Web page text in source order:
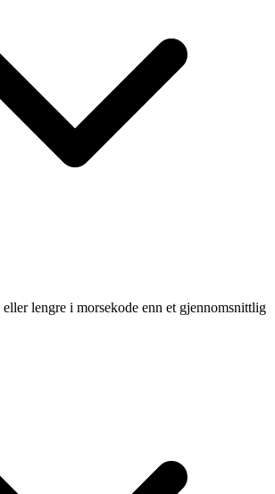
lengre i morsekode enn et gjennomsnittlig